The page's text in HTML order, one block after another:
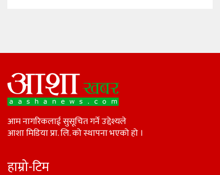
आम नागरिकलाई सुसूचित गर्ने उद्देश्यले
आशा मिडिया प्रा. लि. को स्थापना भएको हो ।
हाम्रो-टिम